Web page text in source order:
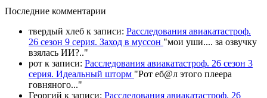
Последние комментарии
твердый хлеб к записи: Расследования авиакатастроф.
26 сезон 9 серия. Заход в муссон "мои уши.... за озвучку
взялась ИИ?.."
рот к записи: Расследования авиакатастроф. 26 сезон 3
серия. Идеальный шторм "Рот еб@л этого плеера
говняного..."
Георгий к записи: Расследования авиакатастроф. 26